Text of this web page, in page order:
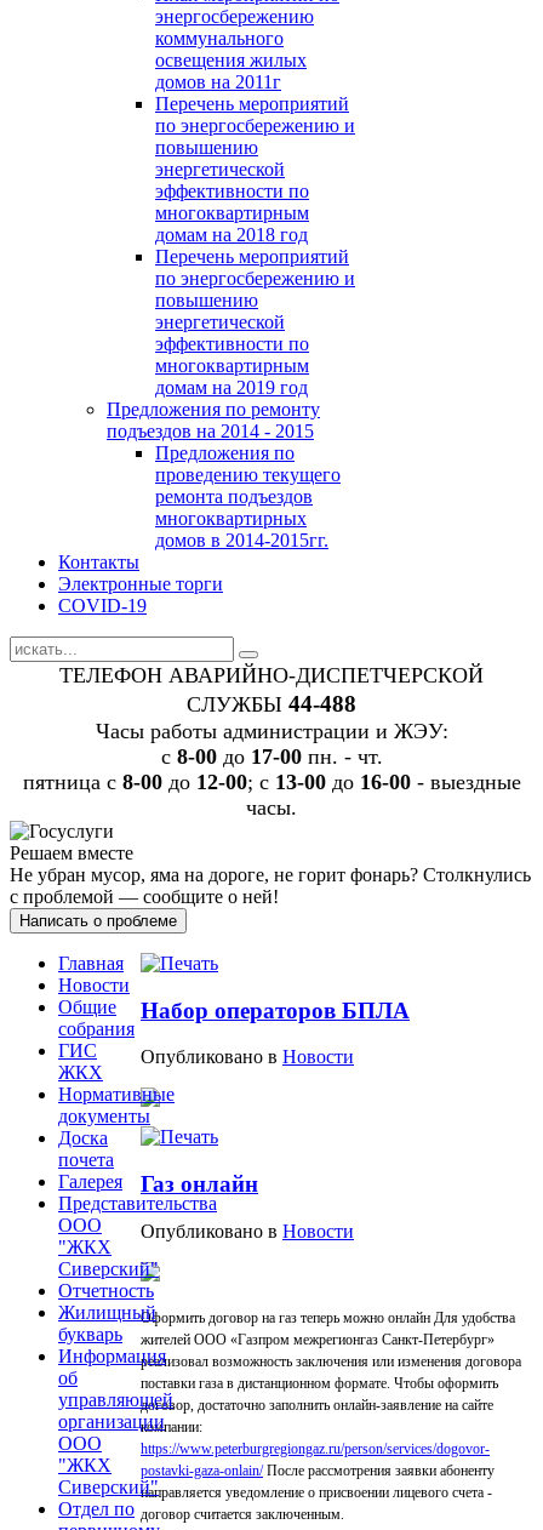
энергосбережению
коммунального
освещения жилых
домов на 2011г
Перечень мероприятий
по энергосбережению и
повышению
энергетической
эффективности по
многоквартирным
домам на 2018 год
Перечень мероприятий
по энергосбережению и
повышению
энергетической
эффективности по
многоквартирным
домам на 2019 год
Предложения по ремонту
подъездов на 2014 - 2015
Предложения по
проведению текущего
ремонта подъездов
многоквартирных
домов в 2014-2015гг.
Контакты
Электронные торги
COVID-19
ТЕЛЕФОН АВАРИЙНО-ДИСПЕТЧЕРСКОЙ
СЛУЖБЫ 44-488
Часы работы администрации и ЖЭУ:
c 8-00до 17-00пн. - чт.
пятница с 8-00до 12-00; с 13-00до 16-00- выездные
часы.
Решаем вместе
Не убран мусор, яма на дороге, не горит фонарь? Столкнулись
с проблемой — сообщите о ней!
Написать о проблеме
Набор операторов БПЛА
Опубликовано в Новости
Газ онлайн
Опубликовано в Новости
Оформить договор на газ теперь можно онлайн Для удобства
жителей ООО «Газпром межрегионгаз Санкт-Петербург»
реализовал возможность заключения или изменения договора
поставки газа в дистанционном формате. Чтобы оформить
договор, достаточно заполнить онлайн-заявление на сайте
компании:
https://www.peterburgregiongaz.ru/person/services/dogovor-
postavki-gaza-onlain/После рассмотрения заявки абоненту
направляется уведомление о присвоении лицевого счета -
договор считается заключенным.
Главная
Новости
Общие
собрания
ГИС
ЖКХ
Нормативные
документы
Доска
почета
Галерея
Представительства
ООО
"ЖКХ
Сиверский"
Отчетность
Жилищный
букварь
Информация
об
управляющей
организации
ООО
"ЖКХ
Сиверский"
Отдел по